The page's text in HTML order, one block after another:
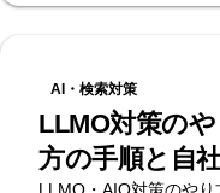
AI・検索対策
LLMO対策の
方の手順と自